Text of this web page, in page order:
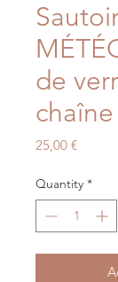
de
25,00 €Price
Quantity *